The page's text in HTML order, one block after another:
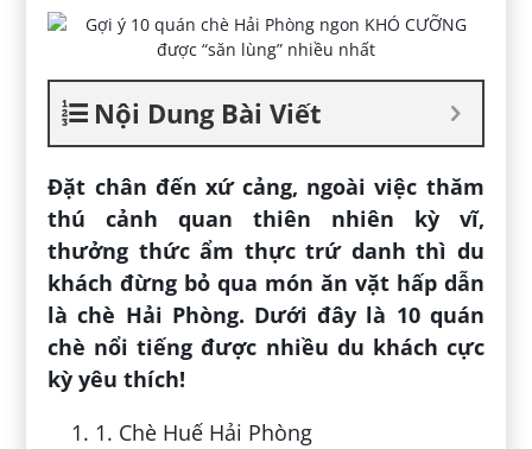
Nội Dung Bài Viết
Đặt chân đến xứ cảng, ngoài việc thăm
thú cảnh quan thiên nhiên kỳ vĩ,
thưởng thức ẩm thực trứ danh thì du
khách đừng bỏ qua món ăn vặt hấp dẫn
là chè Hải Phòng. Dưới đây là 10 quán
chè nổi tiếng được nhiều du khách cực
kỳ yêu thích!
1. Chè Huế Hải Phòng